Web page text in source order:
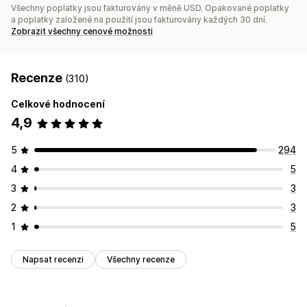
Geolokace Segmentace Označování štítky
Vykazování
Analytika A/​B testování Sledování
Všechny poplatky jsou fakturovány v měně USD. Opakované poplatky
a poplatky založené na použití jsou fakturovány každých 30 dní.
Zobrazit všechny cenové možnosti
Recenze (310)
Celkové hodnocení
4,9
5
294
4
5
3
3
2
3
1
5
Napsat recenzi Všechny recenze